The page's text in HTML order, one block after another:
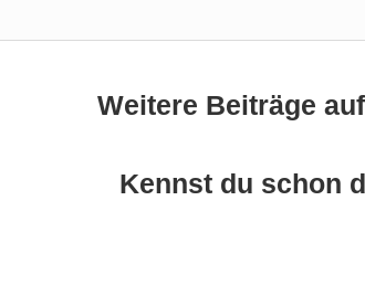
Weitere Beiträge
Kennst du schon